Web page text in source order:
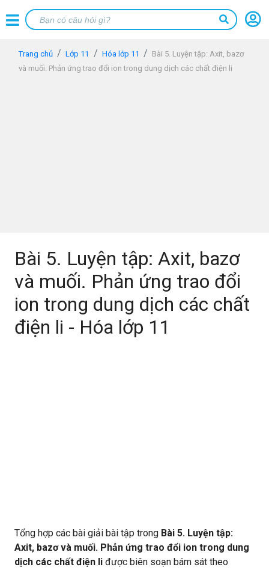
Trang chủ Lớp 11 Hóa lớp 11
Bài 5. Luyện tập: Axit, bazơ
và muối. Phản ứng trao đổi ion trong dung dịch các chất điện li
Bài 5. Luyện tập: Axit, bazơ
và muối. Phản ứng trao đổi
ion trong dung dịch các chất
điện li - Hóa lớp 11
Tổng hợp các bài giải bài tập trong Bài 5. Luyện tập:
Axit, bazơ và muối. Phản ứng trao đổi ion trong dung
dịch các chất điện li được biên soạn bám sát theo